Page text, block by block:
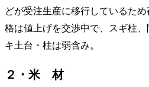
どが受注生産に移行しているた
格は値上げを交渉中で、スギ柱
キ土台・柱は弱含み。
２・米 材